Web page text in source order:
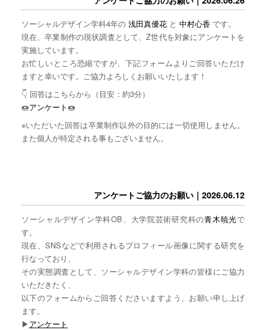
ソーシャルデザイン学科4年の 浅田真優花と 中村心香 です。
現在、卒業制作の現状調査として、Z世代を対象にアンケートを
実施しています。
お忙しいところ恐縮ですが、下記フォームよりご回答いただけ
ますと幸いです。ご協力よろしくお願いいたします！
👇 回答はこちらから（目安：約3分）
🍩アンケート🍩
※いただいた回答は卒業制作以外の目的には一切使用しません。
また個人が特定される事もございません。
アンケートご協力のお願い｜2026.06.12
ソーシャルデザイン学科OB、大学院芸術研究科の青木暁光で
す。
現在、SNSなどで利用されるプロフィール画像に関する研究を
行なっており、
その実態調査として、ソーシャルデザイン学科の皆様にご協力
いただきたく、
以下のフォームからご回答くださいますよう、お願い申し上げ
ます。
▶︎アンケート